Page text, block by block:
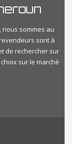
nous sommes au
sont à
de rechercher sur
sur le marché